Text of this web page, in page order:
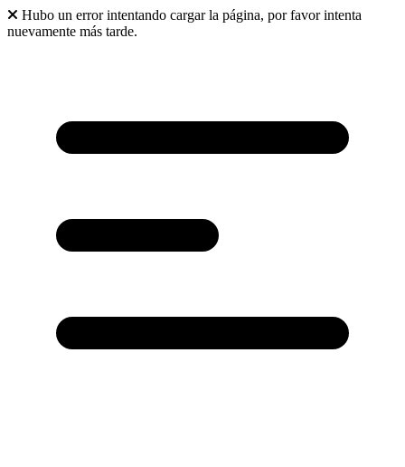
Hubo un error intentando cargar la página, por favor intenta
nuevamente más tarde.